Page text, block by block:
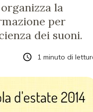
la
per
dei suoni.
1 minuto di